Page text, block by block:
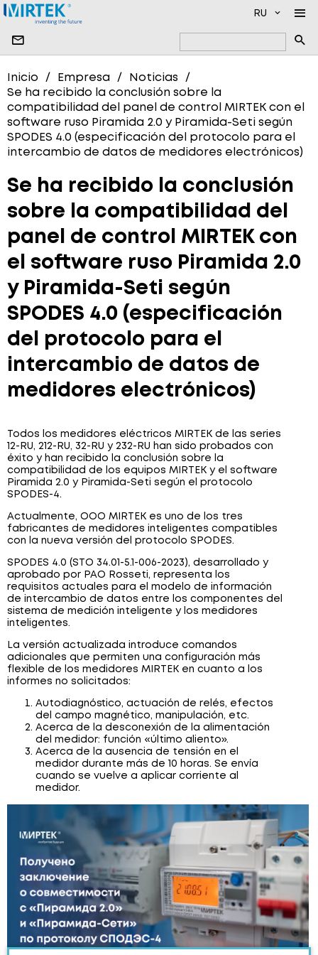
RU
NOTICIAS
NUESTROS SOCIOS
PRODUCTO
SOFTWARE
DISPOSITIVOS DE MEDICIÓN DE ALTO VOLTAJE
MEDIDORES DE AGUA
MEDIDORES DE GAS
SISTEMAS DE TRANSMISIÓN DE DATOS
PRODUCCIÓN
CONTACTOS
Inicio Empresa
Noticias
Se ha recibido la conclusión sobre la
compatibilidad del panel de control MIRTEK con el
software ruso Piramida 2.0 y Piramida-Seti según
SPODES 4.0 (especificación del protocolo para el
intercambio de datos de medidores electrónicos)
Se ha recibido la conclusión
sobre la compatibilidad del
panel de control MIRTEK con
el software ruso Piramida 2.0
y Piramida-Seti según
SPODES 4.0 (especificación
del protocolo para el
intercambio de datos de
medidores electrónicos)
Todos los medidores eléctricos MIRTEK de las series
12-RU, 212-RU, 32-RU y 232-RU han sido probados con
éxito y han recibido la conclusión sobre la
compatibilidad de los equipos MIRTEK y el software
Piramida 2.0 y Piramida-Seti según el protocolo
SPODES-4.
Actualmente, OOO MIRTEK es uno de los tres
fabricantes de medidores inteligentes compatibles
con la nueva versión del protocolo SPODES.
SPODES 4.0 (STO 34.01-5.1-006-2023), desarrollado y
aprobado por PAO Rosseti, representa los
requisitos actuales para el modelo de información
de intercambio de datos entre los componentes del
sistema de medición inteligente y los medidores
inteligentes.
La versión actualizada introduce comandos
adicionales que permiten una configuración más
flexible de los medidores MIRTEK en cuanto a los
informes no solicitados:
Autodiagnóstico, actuación de relés, efectos
del campo magnético, manipulación, etc.
Acerca de la desconexión de la alimentación
del medidor: función «último aliento».
Acerca de la ausencia de tensión en el
medidor durante más de 10 horas. Se envía
cuando se vuelve a aplicar corriente al
medidor.